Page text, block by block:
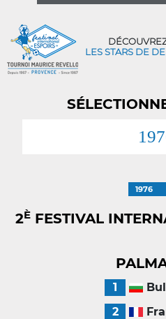
LES STARS DE
1976
2È FESTIVAL
1
2